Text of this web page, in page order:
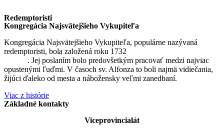
Redemptoristi
Kongregácia Najsvätejšieho Vykupiteľa
Kongregácia Najsvätejšieho Vykupiteľa, populárne nazývaná
redemptoristi, bola založená roku 1732
. Jej poslaním bolo predovšetkým pracovať medzi najviac
opustenými ľuďmi. V časoch sv. Alfonza to boli najmä vidiečania,
žijúci ďaleko od mesta a nábožensky veľmi zanedbaní.
Viac z histórie
Základné kontakty
Viceprovincialát